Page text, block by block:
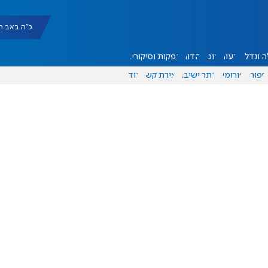
כ"ה באב תשפ"ו
ונדל"ן דעות אוכל יהדות הפקות וסיקורים
ספורט פורומים אתר ישיבה יצירת קשר עוד